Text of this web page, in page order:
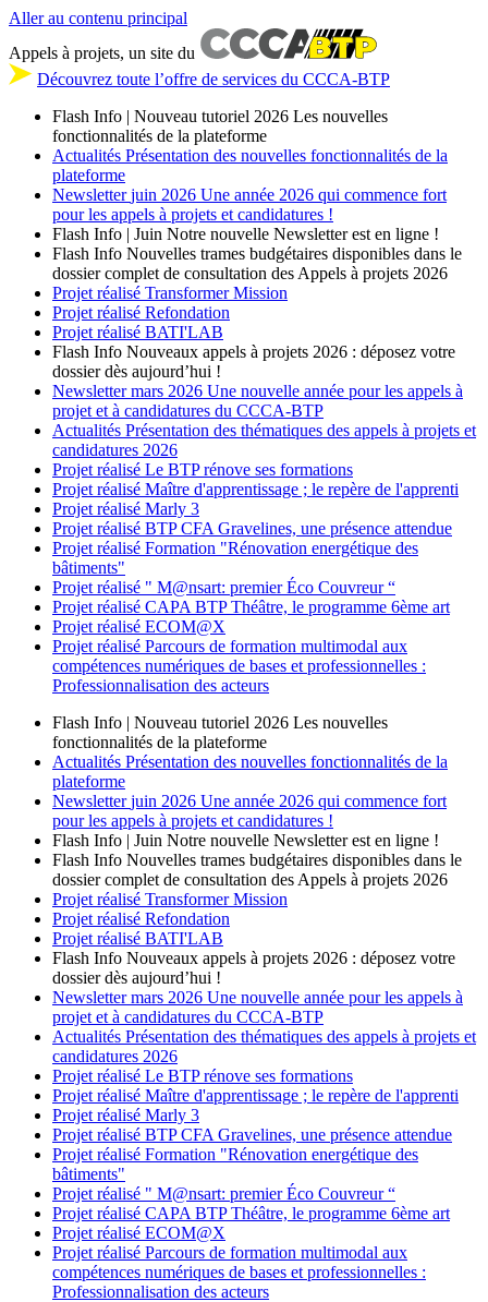
Aller au contenu principal
Appels à projets, un site du
Découvrez toute l’offre de services du CCCA-BTP
Flash Info | Nouveau tutoriel 2026 Les nouvelles
fonctionnalités de la plateforme
Actualités Présentation des nouvelles fonctionnalités de la
plateforme
Newsletter juin 2026 Une année 2026 qui commence fort
pour les appels à projets et candidatures !
Flash Info | Juin Notre nouvelle Newsletter est en ligne !
Flash Info Nouvelles trames budgétaires disponibles dans le
dossier complet de consultation des Appels à projets 2026
Projet réalisé Transformer Mission
Projet réalisé Refondation
Projet réalisé BATI'LAB
Flash Info Nouveaux appels à projets 2026 : déposez votre
dossier dès aujourd’hui !
Newsletter mars 2026 Une nouvelle année pour les appels à
projet et à candidatures du CCCA-BTP
Actualités Présentation des thématiques des appels à projets et
candidatures 2026
Projet réalisé Le BTP rénove ses formations
Projet réalisé Maître d'apprentissage ; le repère de l'apprenti
Projet réalisé Marly 3
Projet réalisé BTP CFA Gravelines, une présence attendue
Projet réalisé Formation "Rénovation energétique des
bâtiments"
Projet réalisé " M@nsart: premier Éco Couvreur “
Projet réalisé CAPA BTP Théâtre, le programme 6ème art
Projet réalisé ECOM@X
Projet réalisé Parcours de formation multimodal aux
compétences numériques de bases et professionnelles :
Professionnalisation des acteurs
Flash Info | Nouveau tutoriel 2026 Les nouvelles
fonctionnalités de la plateforme
Actualités Présentation des nouvelles fonctionnalités de la
plateforme
Newsletter juin 2026 Une année 2026 qui commence fort
pour les appels à projets et candidatures !
Flash Info | Juin Notre nouvelle Newsletter est en ligne !
Flash Info Nouvelles trames budgétaires disponibles dans le
dossier complet de consultation des Appels à projets 2026
Projet réalisé Transformer Mission
Projet réalisé Refondation
Projet réalisé BATI'LAB
Flash Info Nouveaux appels à projets 2026 : déposez votre
dossier dès aujourd’hui !
Newsletter mars 2026 Une nouvelle année pour les appels à
projet et à candidatures du CCCA-BTP
Actualités Présentation des thématiques des appels à projets et
candidatures 2026
Projet réalisé Le BTP rénove ses formations
Projet réalisé Maître d'apprentissage ; le repère de l'apprenti
Projet réalisé Marly 3
Projet réalisé BTP CFA Gravelines, une présence attendue
Projet réalisé Formation "Rénovation energétique des
bâtiments"
Projet réalisé " M@nsart: premier Éco Couvreur “
Projet réalisé CAPA BTP Théâtre, le programme 6ème art
Projet réalisé ECOM@X
Projet réalisé Parcours de formation multimodal aux
compétences numériques de bases et professionnelles :
Professionnalisation des acteurs